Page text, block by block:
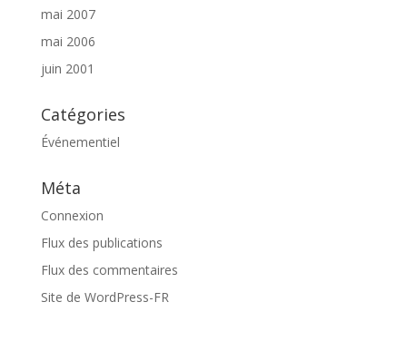
mai 2007
mai 2006
juin 2001
Catégories
Événementiel
Méta
Connexion
Flux des publications
Flux des commentaires
Site de WordPress-FR